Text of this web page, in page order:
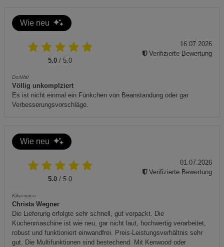
Wie neu
5.0 / 5.0
DorWal
Völlig unkomplziert
Es ist nicht einmal ein Fünkchen von Beanstandung oder gar
Verbesserungsvorschläge.
16.07.2026
Verifizierte Bewertung
Wie neu
5.0 / 5.0
Kikamoina
Christa Wegner
Die Lieferung erfolgte sehr schnell, gut verpackt. Die
Küchenmaschine ist wie neu, gar nicht laut, hochwertig verarbeitet,
robust und funktioniert einwandfrei. Preis-Leistungsverhältnis sehr
gut. Die Multifunktionen sind bestechend. Mit Kenwood oder
01.07.2026
Verifizierte Bewertung